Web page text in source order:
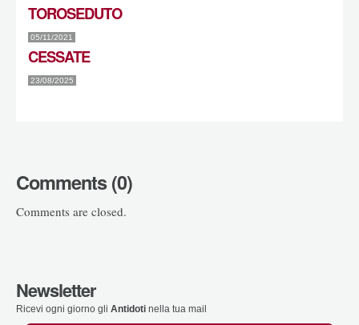
TOROSEDUTO
05/11/2021
CESSATE
23/08/2025
Comments (0)
Comments are closed.
Newsletter
Ricevi ogni giorno gli Antidoti nella tua mail